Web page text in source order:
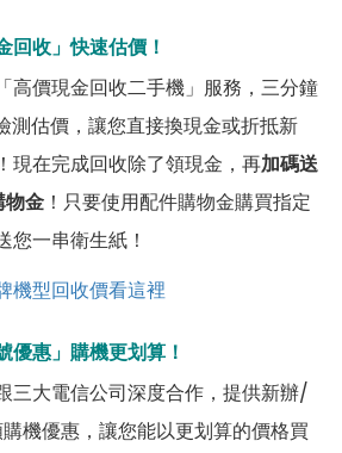
回收」快速估價！
高價現金回收二手機」服務，三分鐘
測估價，讓您直接換現金或折抵新
現在完成回收除了領現金，再加碼送
物金 ！只要使用配件購物金購買指定
您一串衛生紙！
機型回收價看這裡
優惠」購機更划算！
三大電信公司深度合作，提供新辦/
機優惠，讓您能以更划算的價格買